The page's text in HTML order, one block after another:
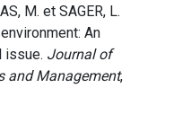
M. et SAGER, L.
An
issue. Journal of
and Management,